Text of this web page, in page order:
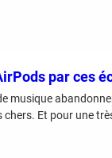
par ces
musique
Et pour une